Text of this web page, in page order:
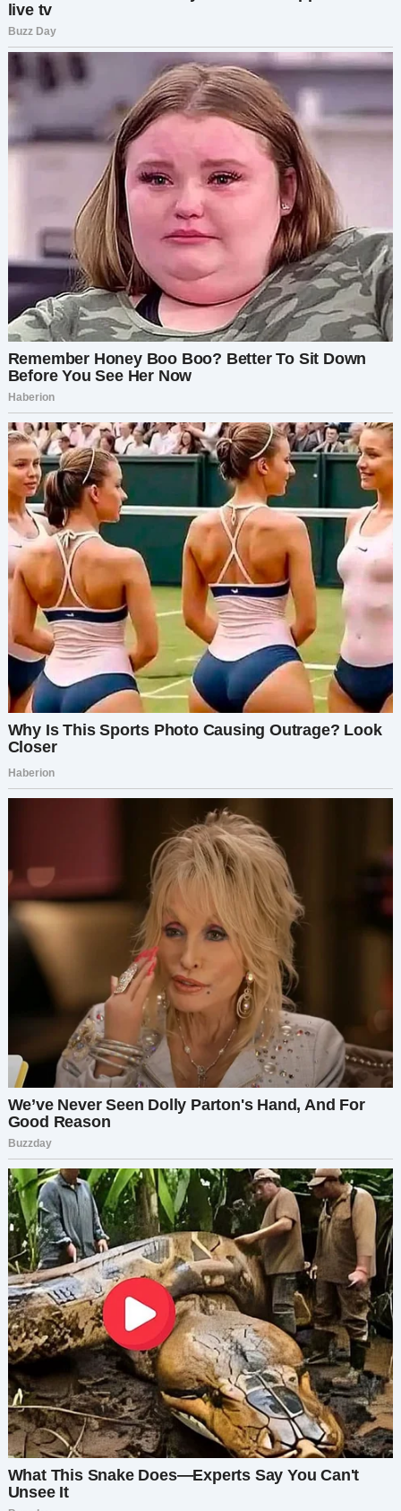
отцом со дня своего отъезда, да и им, в общем-
то, было всё равно. Они могли бы как-то
связаться со мной, но не сделали этого. Десять
лет, ни одного сообщения от них. Но сюрприз-
сюрприз, Марина просила у меня помощи в
письме. Как всё изменилось, подумала я.
Оно начиналось с кучи формальных обращений
вроде «Дорогая Анна», «Надеюсь, это письмо
застанет тебя в добром здравии» и моё
любимое — «Искренне твоя». Она просила у
меня денег, так как её ребёнок заболел и
нуждался в операции, а её бывший парень
сбежал с какими-то девицами, оставив её ни с
чем. Она сказала, что уже несколько лет не
общается с папой из-за какой-то ссоры… бла-
бла-бла. Поэтому ей и нужна была моя помощь.
Сначала я колебалась, но потом открыла
вложение в письме — это была фотография
моего племянника. Он был очарователен.
Посмотрев на эту фотографию, я стала
размышлять, что мне делать, — или, вернее, что
будет правильным. Понимаете, я могу не
любить свою семью, но ребёнок был невинен.
Его не должны были втягивать во всю эту
семейную вражду. Проворочавшись всю ночь в
постели, я решила перевести ей деньги. В
следующем месяце я отправила ей письмо,
спрашивая, всё ли в порядке с ребёнком, — увы,
ответа не последовало.
Поэтому я провела небольшое исследование и
выяснила, где она живёт. Что ж, как оказалось,
она не уехала далеко — буквально в шести-
семи кварталах от того места, где мы раньше
жили. Я решила заехать и навестить её. Прошло
больше десяти лет с тех пор, как я уехала, — но
в этом и особенность маленьких российских
городков… пейзажи могут меняться, а люди —
нет. Я всё ещё узнавала те же магазины и
людей, которых знала раньше. Постаревших, но
не обязательно помудревших.
Затем, словно Бог вмешался каким-то
извращённым образом, прежде чем я
добралась до Марины, я столкнулась со своим
старым одноклассником, который, как
оказалось, знал мою семью, ну вы знаете,
маленький город. Иван был моим
одноклассником. Его мать и мой отец были
соседями в детстве, так что он был вроде как
друг семьи. Он был крайне удивлён, увидев
меня на заправке. — Эй. Это ты, Анна? — сказал
он, подойдя ко мне от своей машины. — …Иван?
Боже, едва узнала тебя, приятель, — сказала я.
— Что привело тебя сюда? Не видел тебя много
лет, — продолжил он. — Приехала навестить
своего старика? Я предположила, что он не
знает, что случилось с моей семьёй за все эти
годы. — Неа, просто хочу проведать Марину и
моего племянника, — сказала я, пытаясь
отмахнуться и сделать так, чтобы это звучало
как можно естественнее. — Твоего
племянника? Я не знал, что у Марины есть
ребёнок, — ответил Иван с недоумением в